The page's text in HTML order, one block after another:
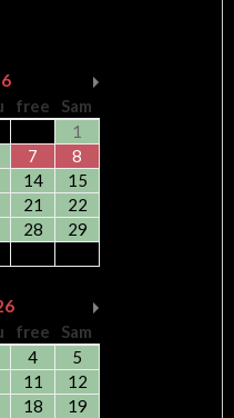
free
Sam
1
7
8
14
15
21
22
28
29
free
Sam
4
5
11
12
18
19